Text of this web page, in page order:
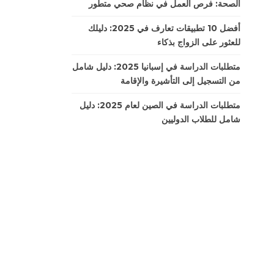
الصحة: فرص العمل في نظام صحي متطور
أفضل 10 تطبيقات تعارف في 2025: دليلك
للعثور على الزواج بذكاء
متطلبات الدراسة في إسبانيا 2025: دليل شامل
من التسجيل إلى التأشيرة والإقامة
متطلبات الدراسة في الصين لعام 2025: دليل
شامل للطلاب الدوليين